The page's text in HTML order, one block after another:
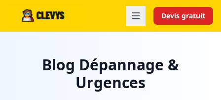
Devis gratuit
Blog Dépannage &
Urgences